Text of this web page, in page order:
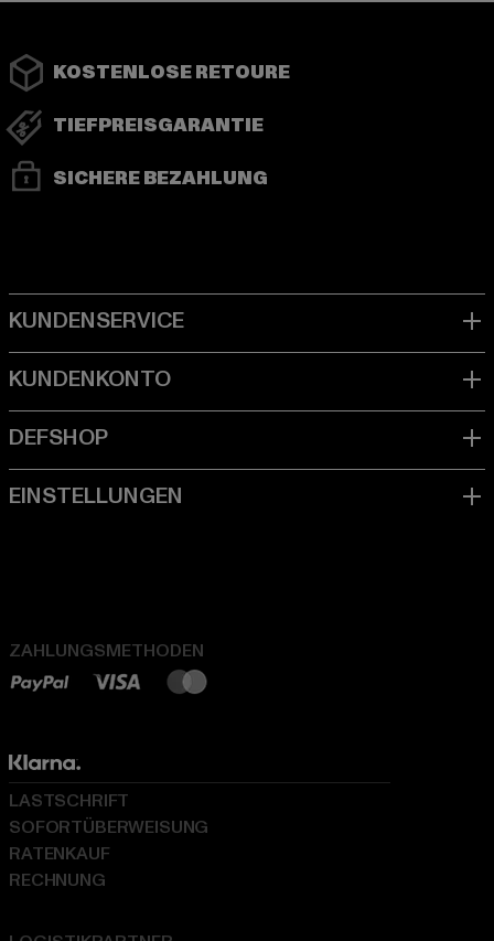
KOSTENLOSE RETOURE
TIEFPREISGARANTIE
SICHERE BEZAHLUNG
ZAHLUNGSMETHODEN
LASTSCHRIFT
SOFORTÜBERWEISUNG
RATENKAUF
RECHNUNG